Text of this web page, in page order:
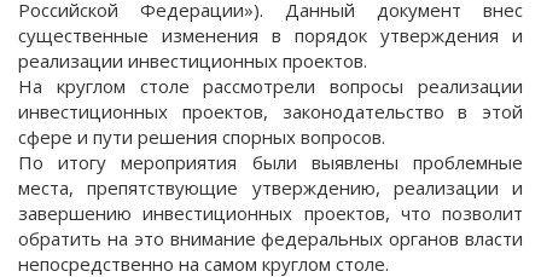
Российской Федерации»). Данный документ внес
существенные изменения в порядок утверждения и
реализации инвестиционных проектов.
На круглом столе рассмотрели вопросы реализации
инвестиционных проектов, законодательство в этой
сфере и пути решения спорных вопросов.
По итогу мероприятия были выявлены проблемные
места, препятствующие утверждению, реализации и
завершению инвестиционных проектов, что позволит
обратить на это внимание федеральных органов власти
непосредственно на самом круглом столе.